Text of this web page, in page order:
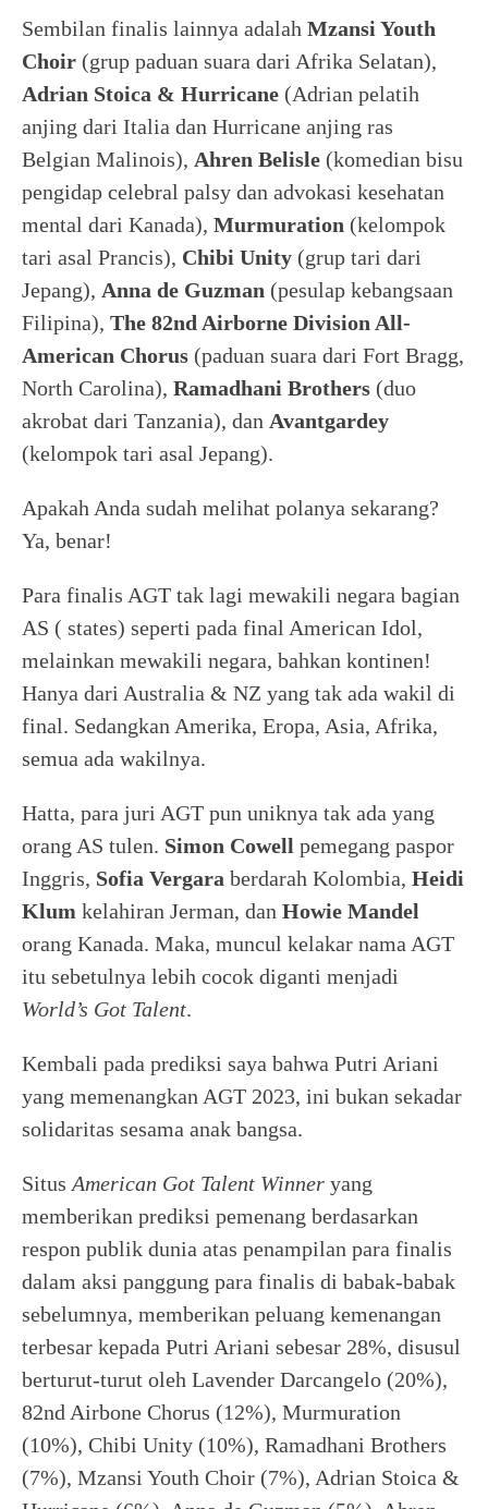
Sembilan finalis lainnya adalah Mzansi Youth
Choir (grup paduan suara dari Afrika Selatan),
Adrian Stoica & Hurricane (Adrian pelatih
anjing dari Italia dan Hurricane anjing ras
Belgian Malinois), Ahren Belisle (komedian bisu
pengidap celebral palsy dan advokasi kesehatan
mental dari Kanada), Murmuration (kelompok
tari asal Prancis), Chibi Unity (grup tari dari
Jepang), Anna de Guzman (pesulap kebangsaan
Filipina), The 82nd Airborne Division All-
American Chorus (paduan suara dari Fort Bragg,
North Carolina), Ramadhani Brothers (duo
akrobat dari Tanzania), dan Avantgardey
(kelompok tari asal Jepang).
Apakah Anda sudah melihat polanya sekarang?
Ya, benar!
Para finalis AGT tak lagi mewakili negara bagian
AS ( states) seperti pada final American Idol,
melainkan mewakili negara, bahkan kontinen!
Hanya dari Australia & NZ yang tak ada wakil di
final. Sedangkan Amerika, Eropa, Asia, Afrika,
semua ada wakilnya.
Hatta, para juri AGT pun uniknya tak ada yang
orang AS tulen. Simon Cowell pemegang paspor
Inggris, Sofia Vergara berdarah Kolombia, Heidi
Klum kelahiran Jerman, dan Howie Mandel
orang Kanada. Maka, muncul kelakar nama AGT
itu sebetulnya lebih cocok diganti menjadi
World’s Got Talent.
Kembali pada prediksi saya bahwa Putri Ariani
yang memenangkan AGT 2023, ini bukan sekadar
solidaritas sesama anak bangsa.
Situs American Got Talent Winner yang
memberikan prediksi pemenang berdasarkan
respon publik dunia atas penampilan para finalis
dalam aksi panggung para finalis di babak-babak
sebelumnya, memberikan peluang kemenangan
terbesar kepada Putri Ariani sebesar 28%, disusul
berturut-turut oleh Lavender Darcangelo (20%),
82nd Airbone Chorus (12%), Murmuration
(10%), Chibi Unity (10%), Ramadhani Brothers
(7%), Mzansi Youth Choir (7%), Adrian Stoica &